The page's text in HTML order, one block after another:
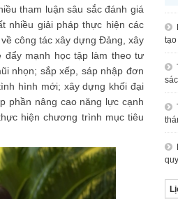
tham luận sâu sắc đánh giá
nhiều giải pháp thực hiện các
công tác xây dựng Đảng, xây
đẩy mạnh học tập làm theo tư
nhọn; sắp xếp, sáp nhập đơn
hình mới; xây dựng khối đại
phần nâng cao năng lực cạnh
hiện chương trình mục tiêu